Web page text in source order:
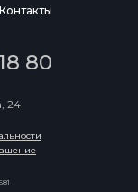
Контакты
24
80